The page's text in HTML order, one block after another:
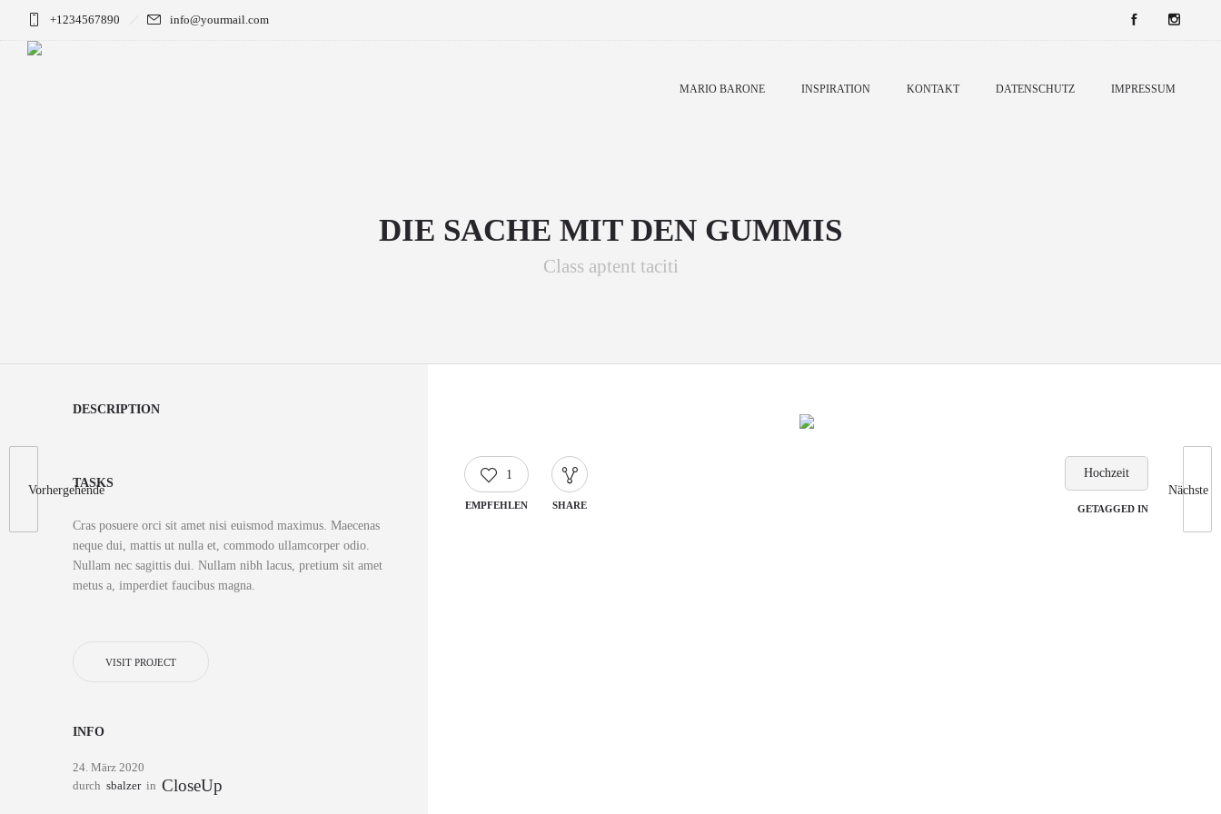
+1234567890 info@yourmail.com
MARIO BARONE INSPIRATION KONTAKT DATENSCHUTZ IMPRESSUM
DIE SACHE MIT DEN GUMMIS
Class aptent taciti
Vorhergehende Nächste
1
EMPFEHLEN SHARE
Hochzeit
GETAGGED IN
DESCRIPTION
TASKS
Cras posuere orci sit amet nisi euismod maximus. Maecenas
neque dui, mattis ut nulla et, commodo ullamcorper odio.
Nullam nec sagittis dui. Nullam nibh lacus, pretium sit amet
metus a, imperdiet faucibus magna.
VISIT PROJECT
INFO
24. März 2020
durch sbalzer in CloseUp